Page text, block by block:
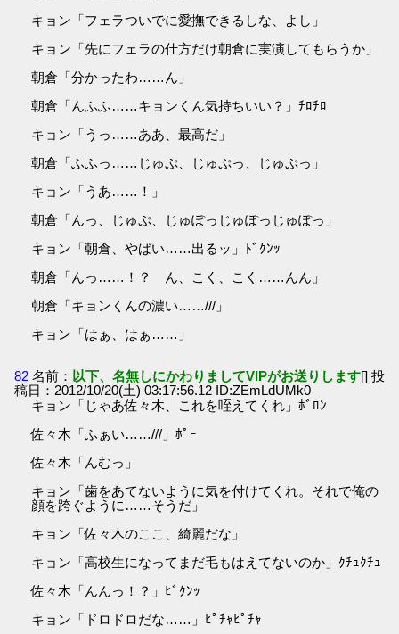
キョン「フェラついでに愛撫できるしな、よし」
キョン「先にフェラの仕方だけ朝倉に実演してもらうか」
朝倉「分かったわ……ん」
朝倉「んふふ……キョンくん気持ちいい？」ﾁﾛﾁﾛ
キョン「うっ……ああ、最高だ」
朝倉「ふふっ……じゅぷ、じゅぷっ、じゅぷっ」
キョン「うあ……！」
朝倉「んっ、じゅぷ、じゅぽっじゅぽっじゅぽっ」
キョン「朝倉、やばい……出るッ」ﾄﾞｸﾝｯ
朝倉「んっ……！？ ん、こく、こく……んん」
朝倉「キョンくんの濃い……///」
キョン「はぁ、はぁ……」
82 名前： 以下、名無しにかわりましてVIPがお送りします[] 投
稿日：2012/10/20(土) 03:17:56.12 ID:ZEmLdUMk0
キョン「じゃあ佐々木、これを咥えてくれ」ﾎﾞﾛﾝ
佐々木「ふぁい……///」ﾎﾟｰ
佐々木「んむっ」
キョン「歯をあてないように気を付けてくれ。それで俺の
顔を跨ぐように……そうだ」
キョン「佐々木のここ、綺麗だな」
キョン「高校生になってまだ毛もはえてないのか」ｸﾁｭｸﾁｭ
佐々木「んんっ！？」ﾋﾞｸﾝｯ
キョン「ドロドロだな……」ﾋﾟﾁｬﾋﾟﾁｬ